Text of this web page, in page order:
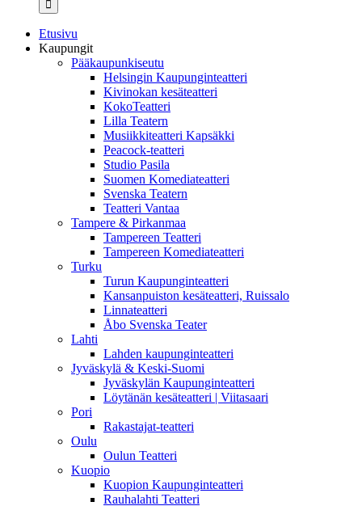
Etusivu
Kaupungit
Pääkaupunkiseutu
Helsingin Kaupunginteatteri
Kivinokan kesäteatteri
KokoTeatteri
Lilla Teatern
Musiikkiteatteri Kapsäkki
Peacock-teatteri
Studio Pasila
Suomen Komediateatteri
Svenska Teatern
Teatteri Vantaa
Tampere & Pirkanmaa
Tampereen Teatteri
Tampereen Komediateatteri
Turku
Turun Kaupunginteatteri
Kansanpuiston kesäteatteri, Ruissalo
Linnateatteri
Åbo Svenska Teater
Lahti
Lahden kaupunginteatteri
Jyväskylä & Keski-Suomi
Jyväskylän Kaupunginteatteri
Löytänän kesäteatteri | Viitasaari
Pori
Rakastajat-teatteri
Oulu
Oulun Teatteri
Kuopio
Kuopion Kaupunginteatteri
Rauhalahti Teatteri